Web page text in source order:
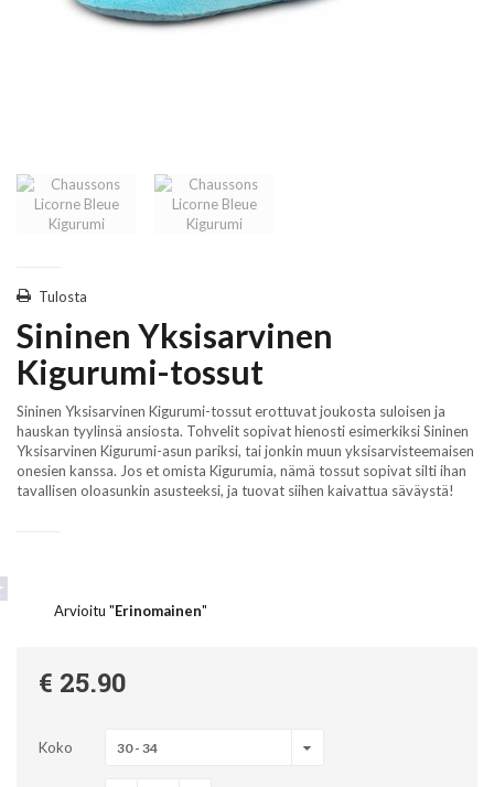
Tulosta
Sininen Yksisarvinen
Kigurumi-tossut
Sininen Yksisarvinen Kigurumi-tossut erottuvat joukosta suloisen ja
hauskan tyylinsä ansiosta. Tohvelit sopivat hienosti esimerkiksi Sininen
Yksisarvinen Kigurumi-asun pariksi, tai jonkin muun yksisarvisteemaisen
onesien kanssa. Jos et omista Kigurumia, nämä tossut sopivat silti ihan
tavallisen oloasunkin asusteeksi, ja tuovat siihen kaivattua säväystä!
Arvioitu "Erinomainen"
€ 25.90
Koko 30 - 34